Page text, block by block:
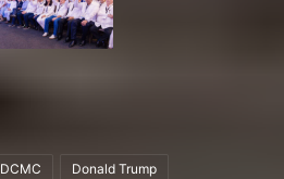
DCMC Donald Trump